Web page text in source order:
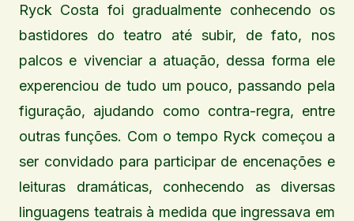
Ryck Costa foi gradualmente conhecendo os
bastidores do teatro até subir, de fato, nos
palcos e vivenciar a atuação, dessa forma ele
experenciou de tudo um pouco, passando pela
figuração, ajudando como contra-regra, entre
outras funções. Com o tempo Ryck começou a
ser convidado para participar de encenações e
leituras dramáticas, conhecendo as diversas
linguagens teatrais à medida que ingressava em